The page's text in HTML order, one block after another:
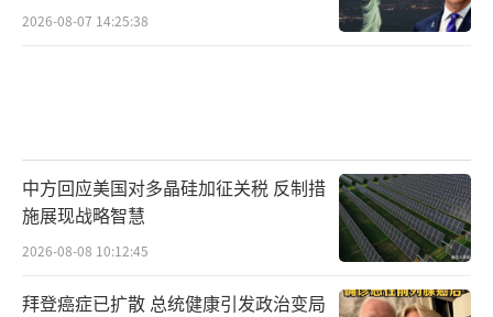
2026-08-07 14:25:38
中方回应美国对多晶硅加征关税 反制措
施展现战略智慧
2026-08-08 10:12:45
拜登癌症已扩散 总统健康引发政治变局